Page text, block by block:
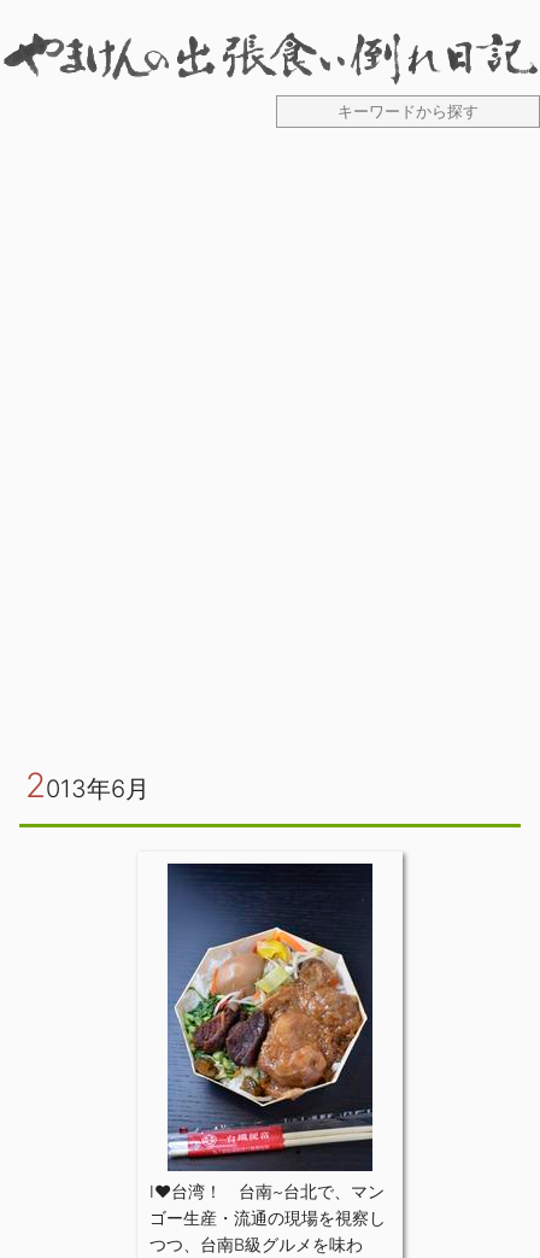
2013年6月
I♥台湾！ 台南~台北で、マン
ゴー生産・流通の現場を視察し
つつ、台南B級グルメを味わ